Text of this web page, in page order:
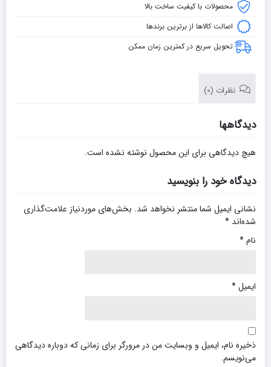
محصولات با کیفیت ساخت بالا
اصالت کالاها از برترین برندها
تحویل سریع در کمترین زمان ممکن
نظرات (0)
دیدگاهها
هیچ دیدگاهی برای این محصول نوشته نشده است.
دیدگاه خود را بنویسید
نشانی ایمیل شما منتشر نخواهد شد. بخش‌های موردنیاز علامت‌گذاری
شده‌اند *
نام*
ایمیل*
ذخیره نام، ایمیل و وبسایت من در مرورگر برای زمانی که دوباره دیدگاهی
می‌نویسم.